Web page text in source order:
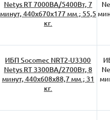
Netys RT 7000ВА/5400Вт, 7
минут, 440х670х177 мм.; 55,5
кг.
ИБП Socomec NRT2-U3300
Netys RT 3300ВА/2700Вт, 8
минут, 440х608х88,7 мм.; 31
кг.